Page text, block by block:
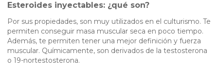
Esteroides inyectables: ¿qué son?
Por sus propiedades, son muy utilizados en el culturismo. Te
permiten conseguir masa muscular seca en poco tiempo.
Además, te permiten tener una mejor definición y fuerza
muscular. Químicamente, son derivados de la testosterona
o 19-nortestosterona.